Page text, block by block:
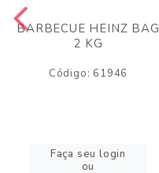
BARBECUE HEINZ BAG
2 KG
Código: 61946
Faça seu login
ou